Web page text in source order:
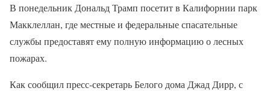
В понедельник Дональд Трамп посетит в Калифорнии парк
Макклеллан, где местные и федеральные спасательные
службы предоставят ему полную информацию о лесных
пожарах.
Как сообщил пресс-секретарь Белого дома Джад Дирр, с